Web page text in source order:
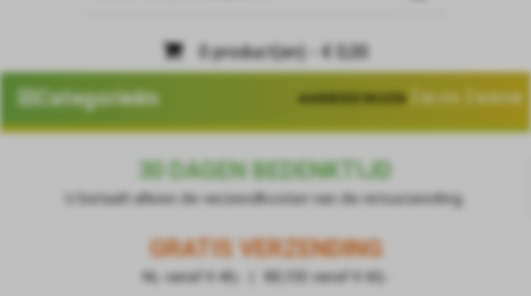
0 product(en) - € 0,00
Categorieën | |
30 DAGEN BEDENKTIJD
U betaalt alleen de verzendkosten van de retourzending.
GRATIS VERZENDING
NL vanaf € 40,- | BE/DE vanaf € 60,-